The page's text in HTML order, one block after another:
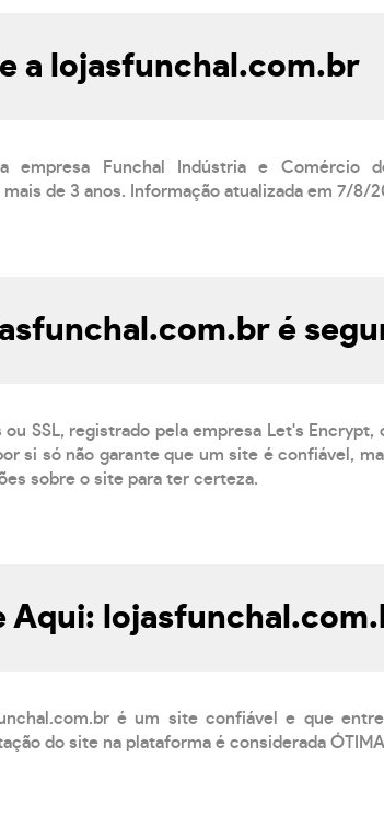
a lojasfunchal.com.br
empresa Funchal Indústria e Comércio
de 3 anos. Informação atualizada em 7/8/
é
SSL, registrado pela empresa Let's
si só não garante que um site é confiável,
sobre o site para ter certeza.
Aqui:
é um site confiável e que
do site na plataforma é considerada